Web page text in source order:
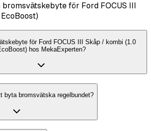
för Ford FOCUS III
för Ford FOCUS III Skåp / kombi (1.0
hos MekaExperten?
byta bromsvätska regelbundet?